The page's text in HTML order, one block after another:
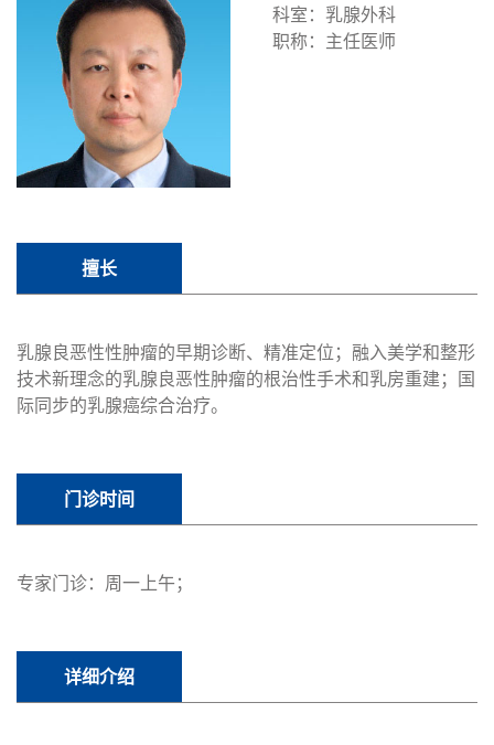
科室：乳腺外科
职称：主任医师
擅长
乳腺良恶性性肿瘤的早期诊断、精准定位；融入美学和整形
技术新理念的乳腺良恶性肿瘤的根治性手术和乳房重建；国
际同步的乳腺癌综合治疗。
门诊时间
专家门诊：周一上午；
详细介绍